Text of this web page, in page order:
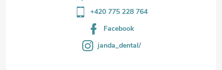
+420 775 228 764
Facebook
janda_dental/